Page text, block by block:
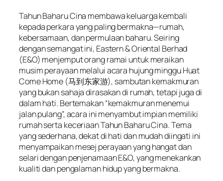
Tahun Baharu Cina membawa keluarga kembali
kepada perkara yang paling bermakna—rumah,
kebersamaan, dan permulaan baharu. Seiring
dengan semangat ini, Eastern & Oriental Berhad
(E&O) menjemput orang ramai untuk meraikan
musim perayaan melalui acara hujung minggu Huat
Come Home (马到东家游), sambutan kemakmuran
yang bukan sahaja dirasakan di rumah, tetapi juga di
dalam hati. Bertemakan “kemakmuran menemui
jalan pulang”, acara ini menyambut impian memiliki
rumah serta keceriaan Tahun Baharu Cina. Tema
yang sederhana, dekat di hati dan mudah diingati ini
menyampaikan mesej perayaan yang hangat dan
selari dengan penjenamaan E&O, yang menekankan
kualiti dan pengalaman hidup yang bermakna.